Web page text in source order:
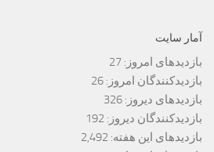
آمار سایت
بازدیدهای امروز: 27
بازدیدکنندگان امروز: 26
بازدیدهای دیروز: 326
بازدیدکنندگان دیروز: 192
بازدیدهای این هفته: 2,492